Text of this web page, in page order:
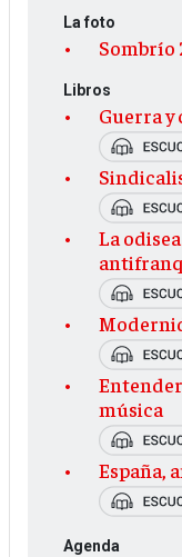
La foto
Sombrío
Libros
Guerra y
La
música
España,
Agenda